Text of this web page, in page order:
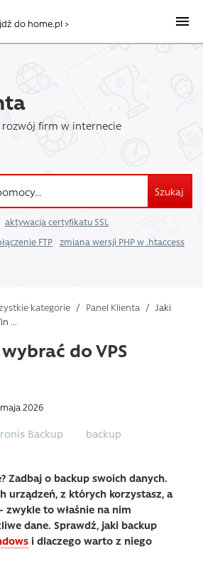
do home.pl >
firm w internecie
Szukaj
aktywacja certyfikatu SSL
FTP zmiana wersji PHP w .htaccess
kategorie / Panel Klienta /
Jaki
...
do VPS
2026
Backup
backup
Zadbaj o backup swoich danych.
urządzeń, z których korzystasz, a
zwykle to właśnie na nim
dane. Sprawdź, jaki backup
i dlaczego warto z niego